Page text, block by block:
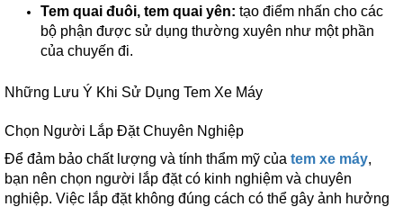
Tem quai đuôi, tem quai yên: tạo điểm nhấn cho các
bộ phận được sử dụng thường xuyên như một phần
của chuyến đi.
Những Lưu Ý Khi Sử Dụng Tem Xe Máy
Chọn Người Lắp Đặt Chuyên Nghiệp
Để đảm bảo chất lượng và tính thẩm mỹ của tem xe máy,
bạn nên chọn người lắp đặt có kinh nghiệm và chuyên
nghiệp. Việc lắp đặt không đúng cách có thể gây ảnh hưởng